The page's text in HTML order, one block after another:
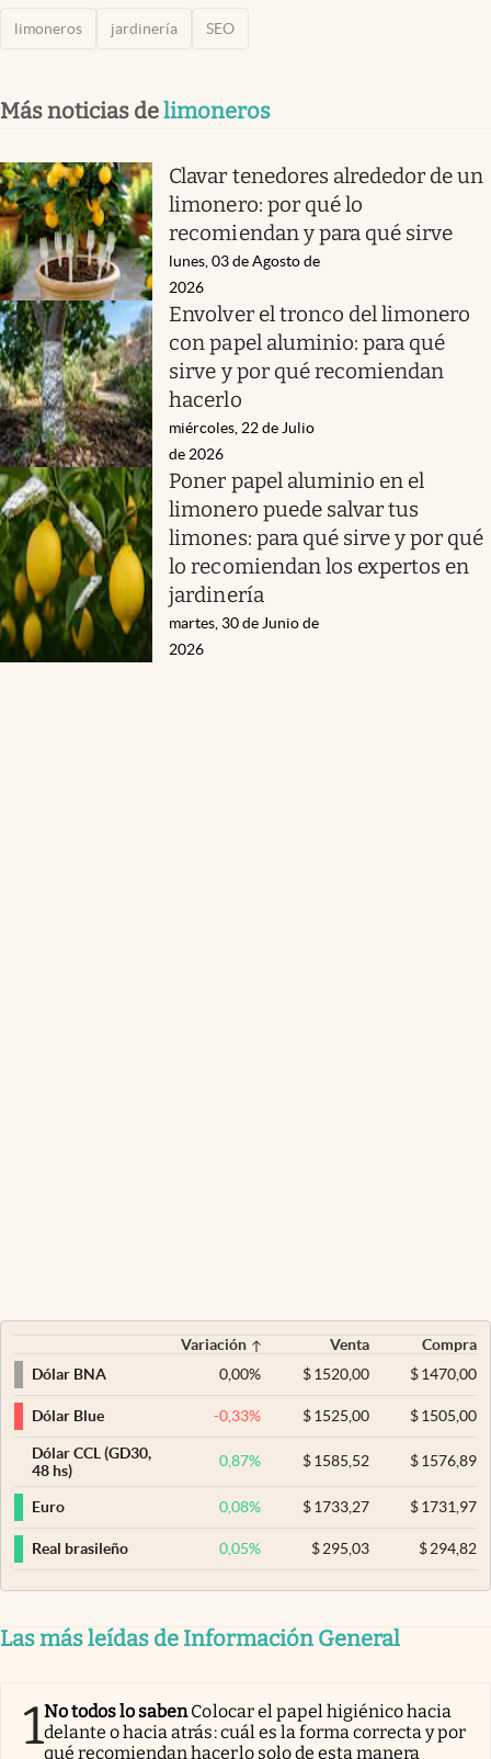
limoneros jardinería SEO
Más noticias delimoneros
Clavar tenedores alrededor de un
limonero: por qué lo
recomiendan y para qué sirve
lunes, 03 de Agosto de
2026
Envolver el tronco del limonero
con papel aluminio: para qué
sirve y por qué recomiendan
hacerlo
miércoles, 22 de Julio
de 2026
Poner papel aluminio en el
limonero puede salvar tus
limones: para qué sirve y por qué
lo recomiendan los expertos en
jardinería
martes, 30 de Junio de
2026
Variación Venta
Compra
Dólar BNA
0,00% $ 1520,00 $1470,00
Dólar Blue -0,33% $ 1525,00 $1505,00
Dólar CCL (GD30,
48 hs)
0,87% $ 1585,52 $1576,89
Euro 0,08% $ 1733,27 $1731,97
Real brasileño 0,05% $ 295,03 $294,82
Las más leídas de Información General
1No todos lo sabenColocar el papel higiénico hacia
delante o hacia atrás: cuál es la forma correcta y por
qué recomiendan hacerlo solo de esta manera